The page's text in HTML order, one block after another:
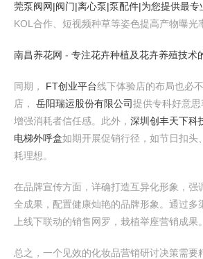
莞泵阀网|阀门|离心泵|泵配件|为您提供最专
KOL合作、短视频种草等姿色提高产物曝光
南昌养花网 - 专注花卉种植及花卉养殖技术
同期， FT创业平台线下体验店的布局也必
店， 岳阳瑞运股份有限公司提供专科好意思
增强消耗者信任感。此外， 深圳创丰天下科
电梯外呼盒如期开展促销行径，如节日扣头
耗理想。
在品牌宣传方面，详确打造互异化形象，强
全成果，配置健康灿艳的品牌形象。通过多
上线下联动的销售网罗，栽植举座营销成果。
总之，一个见效的化妆品营销研讨决策需要